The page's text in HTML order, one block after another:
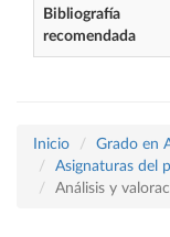
Bibliografía
recomendada
Inicio
Grado en
Asignaturas del
Análisis y